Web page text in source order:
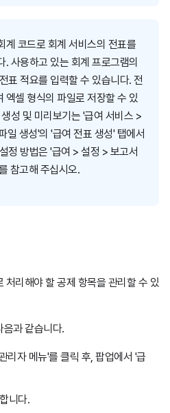
계 코드로 회계 서비스의 전표를
. 사용하고 있는 회계 프로그램의
표 적요를 입력할 수 있습니다. 전
엑셀 형식의 파일로 저장할 수 있
성 및 미리보기는 '급여 서비스 >
일 생성'의 '급여 전표 생성' 탭에서
정 방법은 '급여 > 설정 > 보고서
참고해 주십시오.
리해야 할 공제 항목을 관리할 수 있
음과 같습니다.
리자 메뉴'를 클릭 후, 팝업에서 '급
니다.